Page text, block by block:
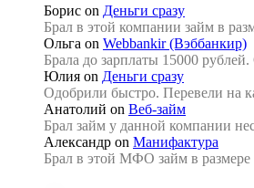
Борис on Деньги сразу
Брал в этой компании займ в
Ольга on Webbankir (Вэббанкир)
Брала до зарплаты 15000
Юлия on Деньги сразу
Одобрили быстро. Перевели на
Анатолий on Веб-займ
Брал займ у данной компании
Александр on Манифактура
Брал в этой МФО займ в